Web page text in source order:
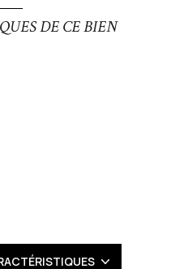
votre expert
DE CE BIEN